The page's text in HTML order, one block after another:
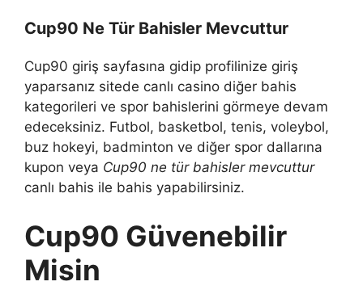
Cup90 Ne Tür Bahisler Mevcuttur
Cup90 giriş sayfasına gidip profilinize giriş
yaparsanız sitede canlı casino diğer bahis
kategorileri ve spor bahislerini görmeye devam
edeceksiniz. Futbol, ​​basketbol, ​​tenis, voleybol,
buz hokeyi, badminton ve diğer spor dallarına
kupon veya Cup90 ne tür bahisler mevcuttur
canlı bahis ile bahis yapabilirsiniz.
Cup90 Güvenebilir
Misin